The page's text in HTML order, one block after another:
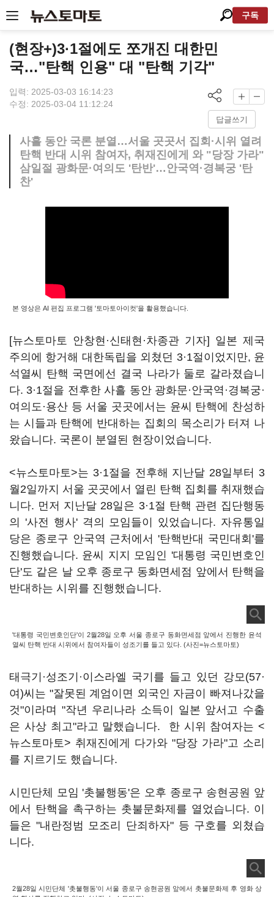
구독
(현장+)3·1절에도 쪼개진 대한민
국…"탄핵 인용" 대 "탄핵 기각"
입력: 2025-03-03 16:14:23
수정: 2025-03-04 11:12:24
답글쓰기
사흘 동안 국론 분열…서울 곳곳서 집회·시위 열려
탄핵 반대 시위 참여자, 취재진에게 와 "당장 가라"
삼일절 광화문·여의도 '탄반'…안국역·경복궁 '탄
찬'
본 영상은 AI 편집 프로그램 '토마토아이컷'을 활용했습니다.
[뉴스토마토 안창현·신태현·차종관 기자] 일본 제국
주의에 항거해 대한독립을 외쳤던 3·1절이었지만, 윤
석열씨 탄핵 국면에선 결국 나라가 둘로 갈라졌습니
다. 3·1절을 전후한 사흘 동안 광화문·안국역·경복궁·
여의도·용산 등 서울 곳곳에서는 윤씨 탄핵에 찬성하
는 시들과 탄핵에 반대하는 집회의 목소리가 터져 나
왔습니다. 국론이 분열된 현장이었습니다.
<뉴스토마토>는 3·1절을 전후해 지난달 28일부터 3
월2일까지 서울 곳곳에서 열린 탄핵 집회를 취재했습
니다. 먼저 지난달 28일은 3·1절 탄핵 관련 집단행동
의 '사전 행사' 격의 모임들이 있었습니다. 자유통일
당은 종로구 안국역 근처에서 '탄핵반대 국민대회'를
진행했습니다. 윤씨 지지 모임인 '대통령 국민변호인
단'도 같은 날 오후 종로구 동화면세점 앞에서 탄핵을
반대하는 시위를 진행했습니다.
'대통령 국민변호인단'이 2월28일 오후 서울 종로구 동화면세점 앞에서 진행한 윤석
열씨 탄핵 반대 시위에서 참여자들이 성조기를 들고 있다. (사진=뉴스토마토)
태극기·성조기·이스라엘 국기를 들고 있던 강모(57·
여)씨는 "잘못된 계엄이면 외국인 자금이 빠져나갔을
것"이라며 "작년 우리나라 소득이 일본 앞서고 수출
은 사상 최고"라고 말했습니다. 한 시위 참여자는 <
뉴스토마토> 취재진에게 다가와 "당장 가라"고 소리
를 지르기도 했습니다.
시민단체 모임 '촛불행동'은 오후 종로구 송현공원 앞
에서 탄핵을 촉구하는 촛불문화제를 열었습니다. 이
들은 "내란정범 모조리 단죄하자" 등 구호를 외쳤습
니다.
2월28일 시민단체 '촛불행동'이 서울 종로구 송현공원 앞에서 촛불문화제 후 영화 상